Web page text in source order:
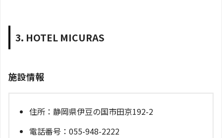
3. HOTEL MICURAS
施設情報
住所：静岡県伊豆の国市田京192-2
電話番号：055-948-2222